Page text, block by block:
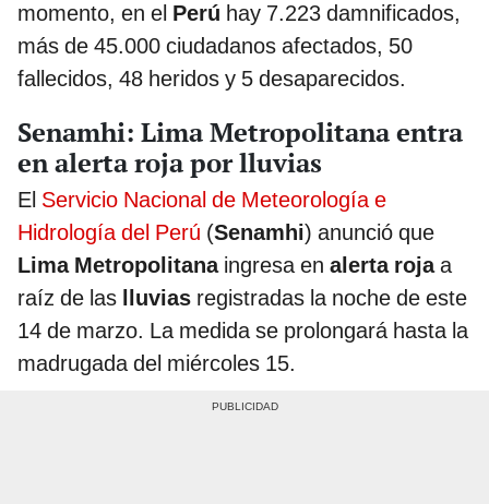
momento, en el Perú hay 7.223 damnificados,
más de 45.000 ciudadanos afectados, 50
fallecidos, 48 heridos y 5 desaparecidos.
Senamhi: Lima Metropolitana entra
en alerta roja por lluvias
El Servicio Nacional de Meteorología e
Hidrología del Perú (Senamhi) anunció que
Lima Metropolitanaingresa en alerta rojaa
raíz de las lluvias registradas la noche de este
14 de marzo. La medida se prolongará hasta la
madrugada del miércoles 15.